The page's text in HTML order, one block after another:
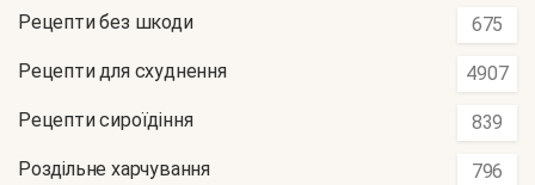
Рецепти без шкоди 675
Рецепти для схуднення 4907
Рецепти сироїдіння 839
Роздільне харчування 796